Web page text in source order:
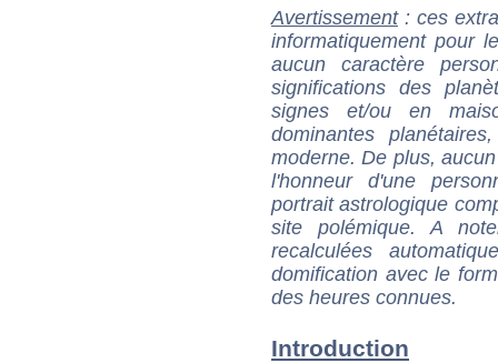
Avertissement: ces
informatiquement pour
aucun caractère
significations des
signes et/ou en
dominantes
moderne. De plus,
l'honneur d'une
portrait astrologique
site polémique. A
recalculées
domification avec le
des heures connues.
Introduction